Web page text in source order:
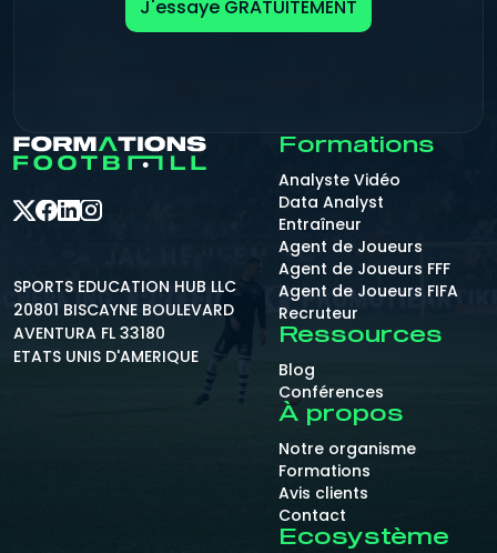
J'essaye GRATUITEMENT
SPORTS EDUCATION HUB LLC
20801 BISCAYNE BOULEVARD
AVENTURA FL 33180
ETATS UNIS D'AMERIQUE
Formations
Analyste Vidéo
Data Analyst
Entraîneur
Agent de Joueurs
Agent de Joueurs FFF
Agent de Joueurs FIFA
Recruteur
Ressources
Blog
Conférences
À propos
Notre organisme
Formations
Avis clients
Contact
Ecosystème